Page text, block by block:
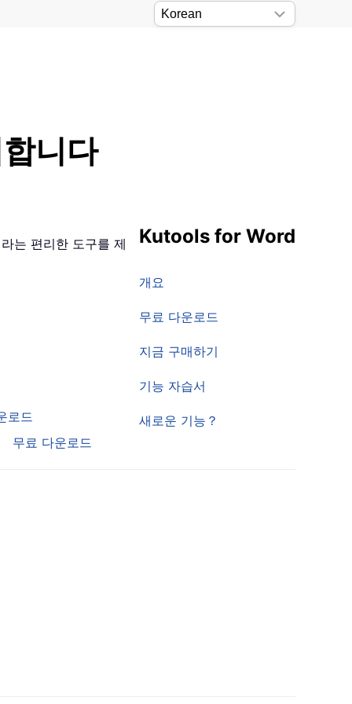
니다
Kutools for Word
개요
무료 다운로드
지금 구매하기
기능 자습서
새로운 기능？
는 편리한 도구를 제
로드
무료 다운로드